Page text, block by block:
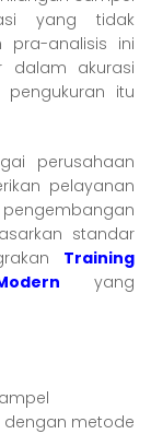
yang tidak
pra-analisis ini
dalam akurasi
itu
perusahaan
pelayanan
standar
Training
yang
metode